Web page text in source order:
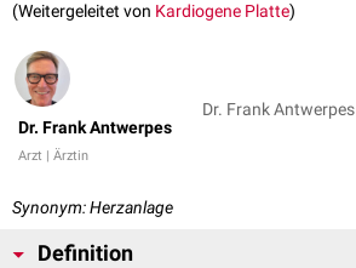
(Weitergeleitet von Kardiogene Platte)
Dr. Frank Antwerpes
Arzt | Ärztin
Dr. Frank Antwerpes
Synonym: Herzanlage
Definition